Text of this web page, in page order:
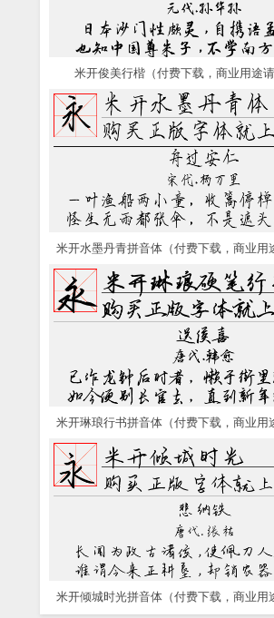
米开俊美行楷（付费下载，商业用途请
米开水墨丹青拼音体（付费下载，商业用
米开琳琅行书拼音体（付费下载，商业用
米开倾城时光拼音体（付费下载，商业用